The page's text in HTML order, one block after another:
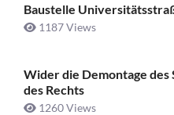
Baustelle
1187 Views
Wider die Demontage
des Rechts
1260 Views